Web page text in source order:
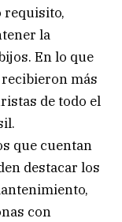
requisito,
la
En lo que
recibieron más
de todo el
que cuentan
destacar los
con